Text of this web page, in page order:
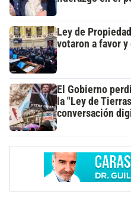
Ley de
votaron a favor
El Gobierno
la "Ley de
conversación